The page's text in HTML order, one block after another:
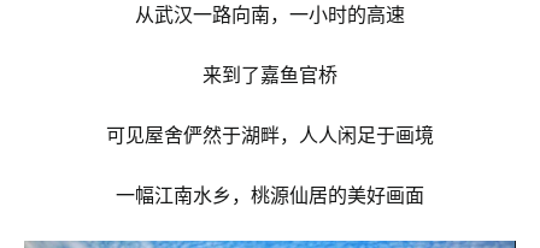
从武汉一路向南，一小时的高速
来到了嘉鱼官桥
可见屋舍俨然于湖畔，人人闲足于画境
一幅江南水乡，桃源仙居的美好画面